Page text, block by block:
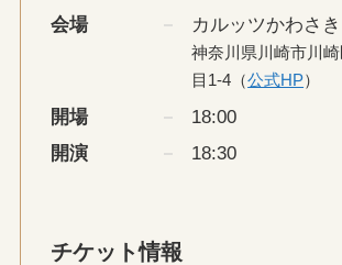
会場
カルッツかわさき
神奈川県川崎市川
目1-4（公式HP）
開場
18:00
開演
18:30
チケット情報